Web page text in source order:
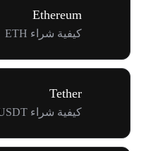
Ethereum
كيفية شراء ETH
Tether
كيفية شراء USDT